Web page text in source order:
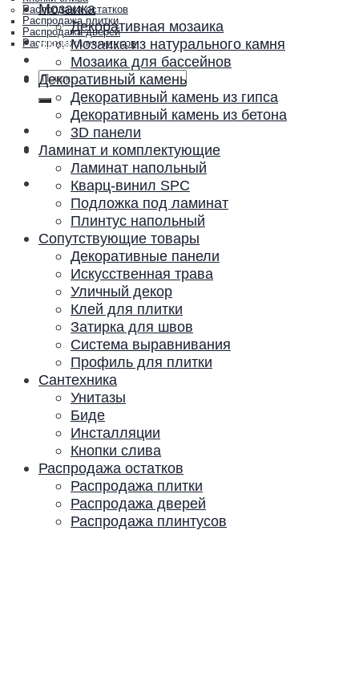
Распродажа остатков
Распродажа плитки
Распродажа дверей
Распродажа плинтусов
Акции и скидки
Контакты
Искать:
Мозаика
Декоративная мозаика
Мозаика из натурального камня
Мозаика для бассейнов
Декоративный камень
Декоративный камень из гипса
Декоративный камень из бетона
3D панели
Ламинат и комплектующие
Ламинат напольный
Кварц-винил SPC
Подложка под ламинат
Плинтус напольный
Сопутствующие товары
Декоративные панели
Искусственная трава
Уличный декор
Клей для плитки
Затирка для швов
Система выравнивания
Профиль для плитки
Сантехника
Унитазы
Биде
Инсталляции
Кнопки слива
Распродажа остатков
Распродажа плитки
Распродажа дверей
Распродажа плинтусов